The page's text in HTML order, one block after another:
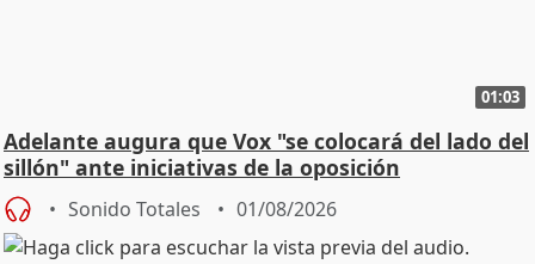
01:03
Adelante augura que Vox "se colocará del lado del
sillón" ante iniciativas de la oposición
Sonido Totales 01/08/2026